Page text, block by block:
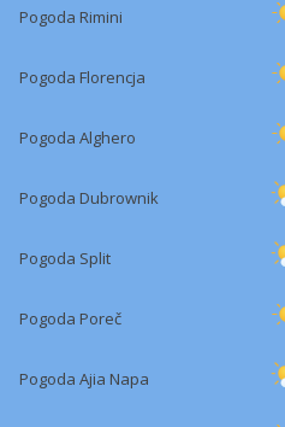
Pogoda Rimini
Pogoda Florencja
Pogoda Alghero
Pogoda Dubrownik
Pogoda Split
Pogoda Poreč
Pogoda Ajia Napa